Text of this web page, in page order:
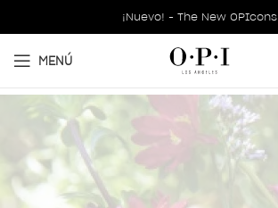
¡Nuevo! - The New OPIcons
MENÚ